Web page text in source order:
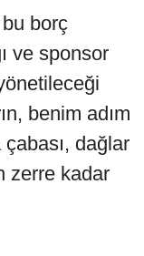
borç
ve sponsor
benim adım
dağlar
zerre kadar